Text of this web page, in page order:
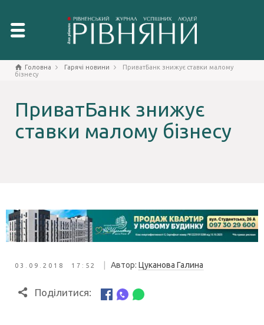
Головна Гарячі новини
ПриватБанк знижує ставки малому
бізнесу
ПриватБанк знижує
ставки малому бізнесу
03.09.2018 17:52 Автор: Цуканова Галина
Поділитися: